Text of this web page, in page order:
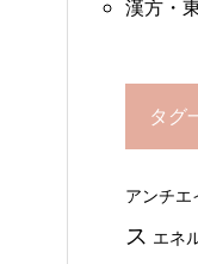
漢方・
タグ
アンチエ
ス エネ